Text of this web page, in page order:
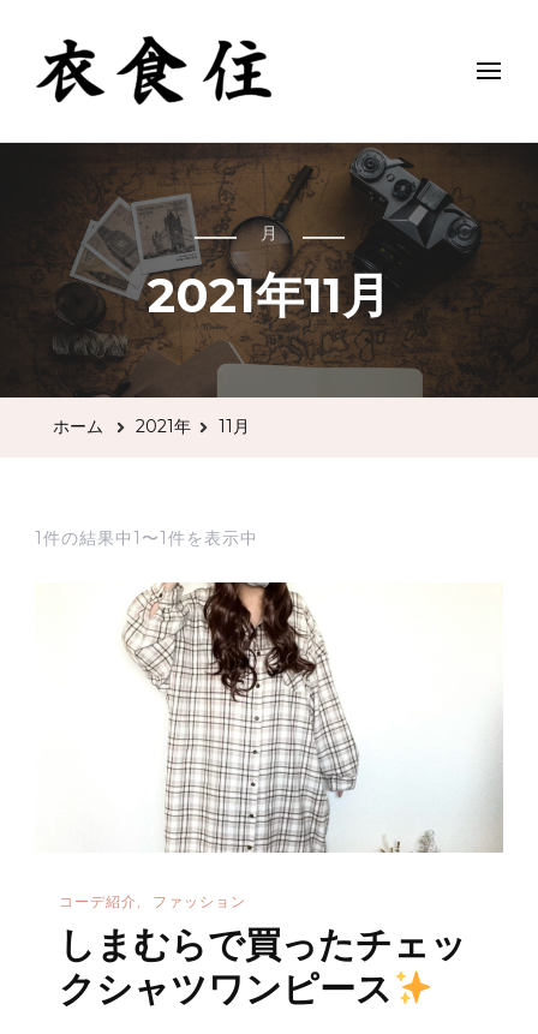
衣 食 住
月
2021年11月
ホーム 2021年 11月
1件の結果中1〜1件を表示中
コーデ紹介 ファッション
しまむらで買ったチェッ
クシャツワンピース